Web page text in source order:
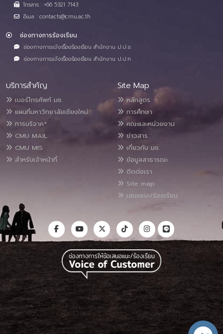
โทรสาร : +66 5321 7143
อีเมล : contacts@cmu.ac.th
ช่องทางการร้องเรียน
ช่องทางการแจ้งเรื่องร้องเรียน สำนักงาน ป.ป.ช.
ช่องทางการแจ้งเรื่องร้องเรียน สำนักงาน ป.ป.ท.
บริการสำคัญ
เบอร์โทรศัพท์ มช.
แผนที่มหาวิทยาลัยเชียงใหม่
การบริจาค*
CMU MAIL
CMU MIS
สำหรับเจ้าหน้าที่
Site Map
หลักสูตร
การศึกษา
คณะและหน่วยงาน
ข่าวสาร
เกี่ยวกับ มช.
ข้อมูลสาธารณะ
ติดต่อเรา
Site map
เสนอแนะ/ร้องเรียน